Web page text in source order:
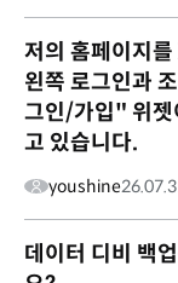
저의 홈페이지
왼쪽 로그인과
그인/가입" 위젯
고 있습니다.
youshine
데이터 디비 백